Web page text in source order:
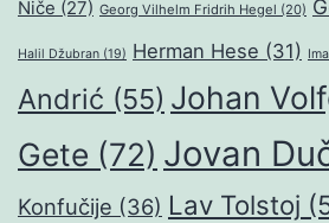
Niče (27) Georg Vilhelm Fridrih Hegel (20)
Halil Džubran (19) Herman Hese (31)
Andrić (55) Johan
Gete (72) Jovan
Konfučije (36) Lav Tolstoj